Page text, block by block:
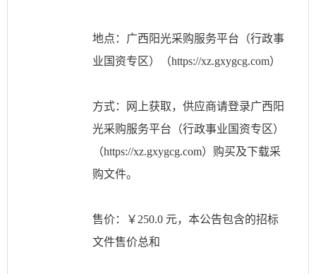
地点：广西阳光采购服务平台（行政事
业国资专区）（https://xz.gxygcg.com）
方式：网上获取，供应商请登录广西阳
光采购服务平台（行政事业国资专区）
（https://xz.gxygcg.com）购买及下载采
购文件。
售价：￥ 250.0 元，本公告包含的招标
文件售价总和